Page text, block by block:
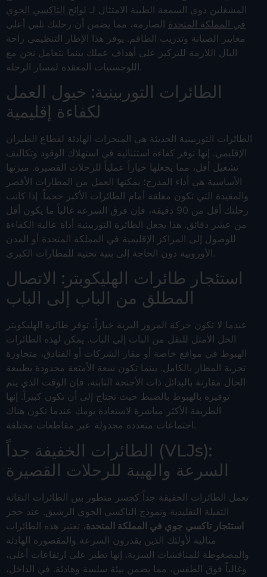
المشغلين ذوي السمعة الطيبة الامتثال لـ لوائح التاكسي الجوي
في المملكة المتحدة الصارمة، مما يضمن أن رحلتك تلبي أعلى
معايير الصيانة وتدريب الطاقم. يوفر هذا الإطار التنظيمي راحة
البال اللازمة للتركيز على أهداف عملك بينما نتعامل نحن مع
اللوجستيات المعقدة لمسار الرحلة.
الطائرات التوربينية: خيول العمل
لكفاءة إقليمية
الطائرات التوربينية الحديثة هي المنجزات الهادئة لقطاع الطيران
الإقليمي. إنها توفر كفاءة استثنائية في استهلاك الوقود وتكاليف
تشغيل أقل، مما يجعلها خياراً عملياً للرحلات القصيرة. ميزتها
الأساسية هي أداء المدرج؛ يمكنها العمل من المطارات الأقصر
والمقيدة التي تكون مغلقة أمام الطائرات الأكبر حجماً. إذا كانت
رحلتك أقل من 90 دقيقة، فإن فرق السرعة غالباً ما يكون أقل
من عشر دقائق. هذا يجعل الطائرة التوربينية أداة عالية الكفاءة
للوصول إلى المراكز الإقليمية في المملكة المتحدة أو المدن
الأوروبية دون الحاجة إلى بنية تحتية للمطارات الكبرى.
استئجار طائرات الهليكوبتر: الاتصال
المطلق من الباب إلى الباب
عندما لا تكون حركة المرور البرية خياراً، توفر طائرة الهليكوبتر
الحل الأمثل للنقل من الباب إلى الباب. يمكن لهذه الطائرات
الهبوط في مواقع خاصة أو مقار الشركات أو الفنادق، متجاوزة
تجربة المطار بالكامل. بينما تكون سعة الأمتعة محدودة بطبيعة
الحال مقارنة بالبدائل ذات الأجنحة الثابتة، فإن الوقت الذي يتم
توفيره بالهبوط بالضبط حيث تحتاج إلى أن تكون كبيراً. إنها
الطريقة الأكثر مباشرة لاستعادة يومك عندما تكون هناك
اجتماعات متعددة مجدولة عبر مقاطعات مختلفة.
الطائرات الخفيفة جداً (VLJs):
السرعة والهيبة للرحلات القصيرة
تعمل الطائرات الخفيفة جداً كجسر متطور بين الطائرات النفاثة
الثقيلة التقليدية ونموذج التاكسي الجوي الرشيق. عند حجز
استئجار تاكسي جوي في المملكة المتحدة، تعتبر هذه الطائرات
مثالية لأولئك الذين يقدرون السرعة والمقصورة الهادئة
والمضغوطة للمناقشات السرية. إنها تطير على ارتفاعات أعلى،
وغالباً فوق الطقس، مما يضمن بيئة سلسة وهادئة. في الداخل،